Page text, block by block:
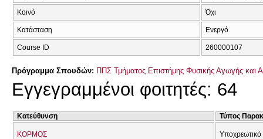
Κοινό Όχι
Κατάσταση Ενεργό
Course ID 260000107
Πρόγραμμα Σπουδών: ΠΠΣ Τμήματος Επιστήμης Φυσικής Αγωγής και
Εγγεγραμμένοι φοιτητές: 64
Κατεύθυνση Τύπος
ΚΟΡΜΟΣ Υποχρεωτικό